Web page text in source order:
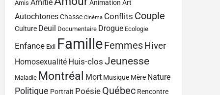
Amis Amitié Animation Art
AutochtonesChasse Cinéma Conflits Couple
Culture Deuil Documentaire Drogue Ecologie
Enfance Exil FamilleFemmesHiver
Homosexualité Huis-clos Jeunesse
Maladie Montréal Mort Musique Mère Nature
Politique Portrait Poésie Québec Rencontre